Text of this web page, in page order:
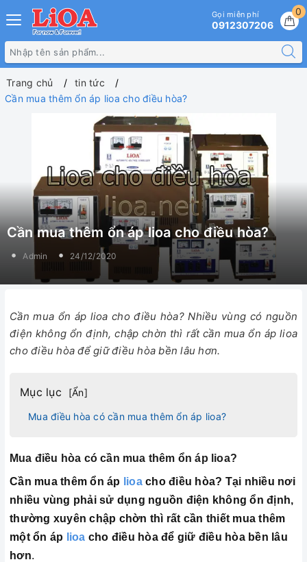
0
Gọi miễn phí
0912307206
Trang chủ
tin tức
Cần mua thêm ổn áp lioa cho điều hòa?
Cần mua thêm ổn áp lioa cho điều hòa?
Admin 24/12/2020
Cần mua ổn áp lioa cho điều hòa? Nhiều vùng có nguồn
điện không ổn định, chập chờn thì rất cần mua ổn áp lioa
cho điều hòa để giữ điều hòa bền lâu hơn.
Mục lục [Ẩn]
Mua điều hòa có cần mua thêm ổn áp lioa?
Mua điều hòa có cần mua thêm ổn áp lioa?
Cần mua thêm ổn áp
lioacho điều hòa? Tại nhiều nơi
nhiều vùng phải sử dụng nguồn điện không ổn định,
thường xuyên chập chờn thì rất cần thiết mua thêm
một ổn áp
lioa cho điều hòa để giữ điều hòa bền lâu
hơn.